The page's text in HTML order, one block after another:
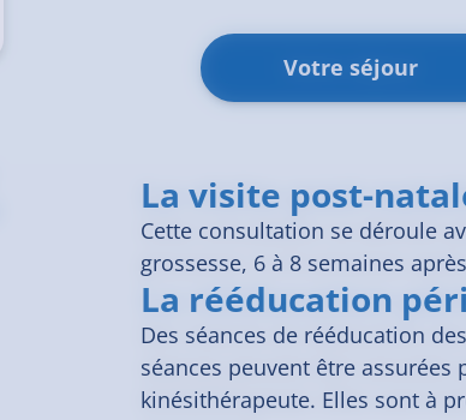
Votre séjour
La visite post-
Cette consultation se déroule
grossesse, 6 à 8 semaines
La rééducation
Des séances de rééducation
séances peuvent être
kinésithérapeute. Elles sont à